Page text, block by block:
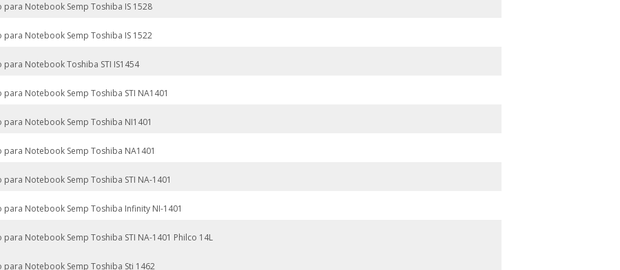
para Notebook Semp Toshiba IS 1528
para Notebook Semp Toshiba IS 1522
para Notebook Toshiba STI IS1454
para Notebook Semp Toshiba STI NA1401
para Notebook Semp Toshiba NI1401
para Notebook Semp Toshiba NA1401
para Notebook Semp Toshiba STI NA-1401
para Notebook Semp Toshiba Infinity NI-1401
para Notebook Semp Toshiba STI NA-1401 Philco 14L
para Notebook Semp Toshiba Sti 1462